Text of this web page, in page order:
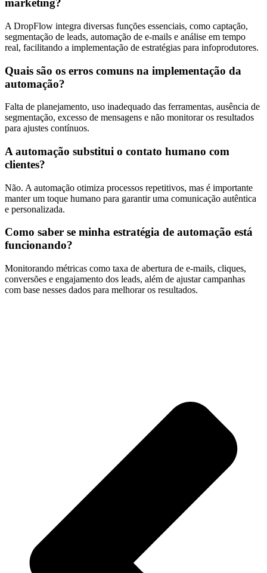
marketing?
A DropFlow integra diversas funções essenciais, como captação,
segmentação de leads, automação de e-mails e análise em tempo
real, facilitando a implementação de estratégias para infoprodutores.
Quais são os erros comuns na implementação da
automação?
Falta de planejamento, uso inadequado das ferramentas, ausência de
segmentação, excesso de mensagens e não monitorar os resultados
para ajustes contínuos.
A automação substitui o contato humano com
clientes?
Não. A automação otimiza processos repetitivos, mas é importante
manter um toque humano para garantir uma comunicação autêntica
e personalizada.
Como saber se minha estratégia de automação está
funcionando?
Monitorando métricas como taxa de abertura de e-mails, cliques,
conversões e engajamento dos leads, além de ajustar campanhas
com base nesses dados para melhorar os resultados.